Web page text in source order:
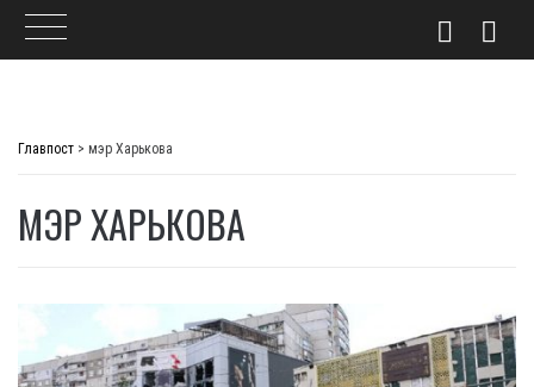
Главпост > мэр Харькова
МЭР ХАРЬКОВА